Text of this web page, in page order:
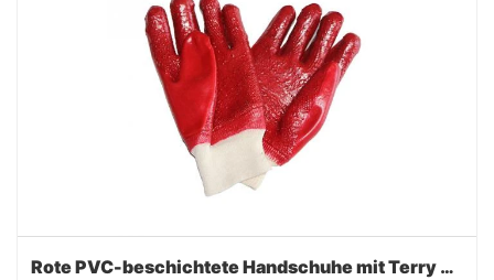
Rote PVC-beschichtete Handschuhe mit Terry Liner